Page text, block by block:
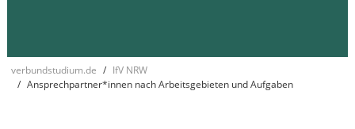
verbundstudium.de
IfV NRW
Ansprechpartner*innen nach Arbeitsgebieten und Aufgaben